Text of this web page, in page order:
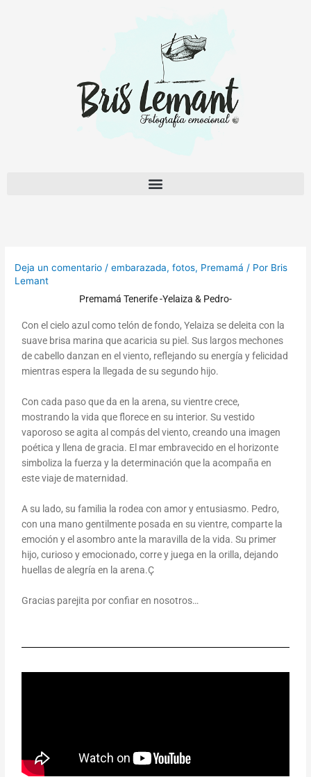
Deja un comentario /embarazada,fotos, Premamá / Por Bris
Lemant
Premamá Tenerife -Yelaiza & Pedro-
Con el cielo azul como telón de fondo, Yelaiza se deleita con la
suave brisa marina que acaricia su piel. Sus largos mechones
de cabello danzan en el viento, reflejando su energía y felicidad
mientras espera la llegada de su segundo hijo.
Con cada paso que da en la arena, su vientre crece,
mostrando la vida que florece en su interior. Su vestido
vaporoso se agita al compás del viento, creando una imagen
poética y llena de gracia. El mar embravecido en el horizonte
simboliza la fuerza y la determinación que la acompaña en
este viaje de maternidad.
A su lado, su familia la rodea con amor y entusiasmo. Pedro,
con una mano gentilmente posada en su vientre, comparte la
emoción y el asombro ante la maravilla de la vida. Su primer
hijo, curioso y emocionado, corre y juega en la orilla, dejando
huellas de alegría en la arena.Ç
Gracias parejita por confiar en nosotros…